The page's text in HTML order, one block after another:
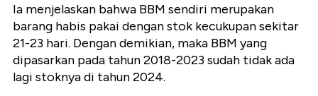
Ia menjelaskan bahwa BBM sendiri merupakan
barang habis pakai dengan stok kecukupan sekitar
21-23 hari. Dengan demikian, maka BBM yang
dipasarkan pada tahun 2018-2023 sudah tidak ada
lagi stoknya di tahun 2024.